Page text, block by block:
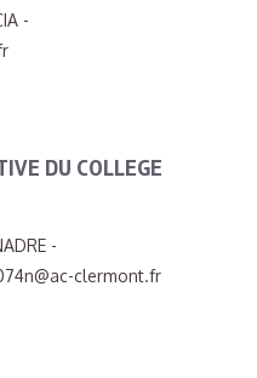
-
DU COLLEGE
-
clermont.fr